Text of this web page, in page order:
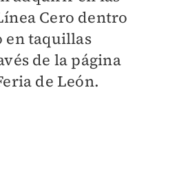
Cero dentro
en taquillas
de la página
de León.